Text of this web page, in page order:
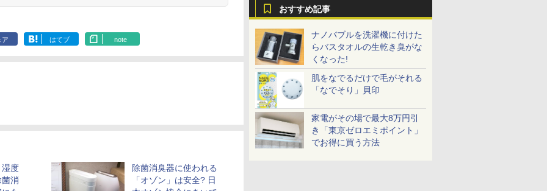
おすすめ記事
ナノバブルを洗濯機に付けた
らバスタオルの生乾き臭がな
くなった!
肌をなでるだけで毛がそれる
「なでそり」貝印
家電がその場で最大8万円引
き「東京ゼロエミポイント」
でお得に買う方法
ア はてブ note
湿度
消
除菌消臭器に使われる
「オゾン」は安全? 日